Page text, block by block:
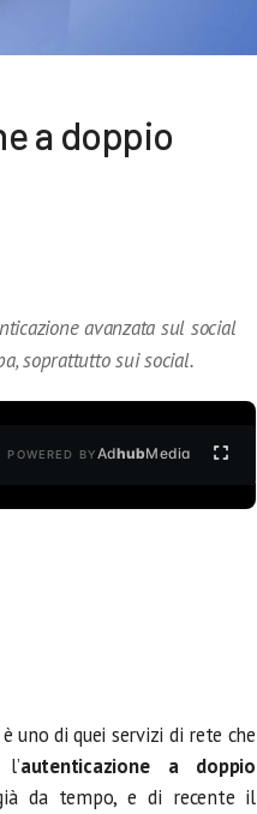
a doppio
avanzata sul social
soprattutto sui social.
POWERED BYAdhubMedia
uno di quei servizi di rete che
autenticazione a doppio
da tempo, e di recente il